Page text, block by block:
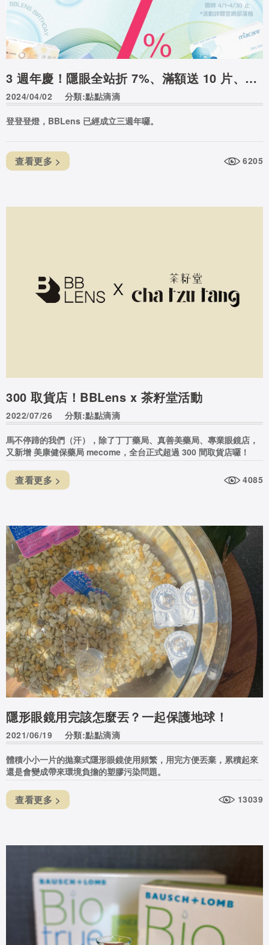
3 週年慶！隱眼全站折 7%、滿額送 10 片、宅配/超商送 $100
2024/04/02 分類:點點滴滴
登登登燈，BBLens 已經成立三週年囉。
查看更多 > 6205
300 取貨店！BBLens x 茶籽堂活動
2022/07/26 分類:點點滴滴
馬不停蹄的我們（汗），除了丁丁藥局、真善美藥局、專業眼鏡店，
又新增 美康健保藥局 mecome，全台正式超過 300 間取貨店囉！
查看更多 > 4085
隱形眼鏡用完該怎麼丟？一起保護地球！
2021/06/19 分類:點點滴滴
體積小小一片的拋棄式隱形眼鏡使用頻繁，用完方便丟棄，累積起來
還是會變成帶來環境負擔的塑膠污染問題。
查看更多 > 13039